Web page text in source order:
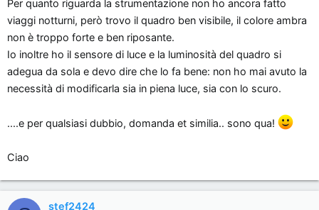
Per quanto riguarda la strumentazione non ho ancora fatto
viaggi notturni, però trovo il quadro ben visibile, il colore ambra
non è troppo forte e ben riposante.
Io inoltre ho il sensore di luce e la luminosità del quadro si
adegua da sola e devo dire che lo fa bene: non ho mai avuto la
necessità di modificarla sia in piena luce, sia con lo scuro.
....e per qualsiasi dubbio, domanda et similia.. sono qua!
Ciao
stef2424